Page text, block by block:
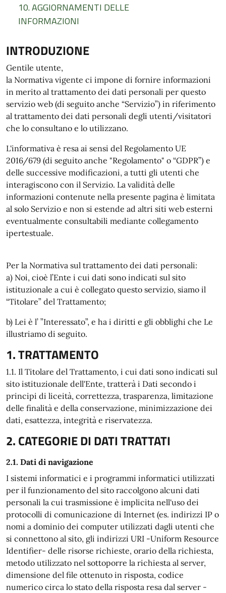
10. AGGIORNAMENTI DELLE
INFORMAZIONI
INTRODUZIONE
Gentile utente,
la Normativa vigente ci impone di fornire informazioni
in merito al trattamento dei dati personali per questo
servizio web (di seguito anche “Servizio”) in riferimento
al trattamento dei dati personali degli utenti/visitatori
che lo consultano e lo utilizzano.
L'informativa è resa ai sensi del Regolamento UE
2016/679 (di seguito anche "Regolamento" o “GDPR”) e
delle successive modificazioni, a tutti gli utenti che
interagiscono con il Servizio. La validità delle
informazioni contenute nella presente pagina è limitata
al solo Servizio e non si estende ad altri siti web esterni
eventualmente consultabili mediante collegamento
ipertestuale.
Per la Normativa sul trattamento dei dati personali:
a) Noi, cioè l’Ente i cui dati sono indicati sul sito
istituzionale a cui è collegato questo servizio, siamo il
“Titolare” del Trattamento;
b) Lei è l’ ”Interessato”, e ha i diritti e gli obblighi che Le
illustriamo di seguito.
1. TRATTAMENTO
1.1. Il Titolare del Trattamento, i cui dati sono indicati sul
sito istituzionale dell'Ente, tratterà i Dati secondo i
principi di liceità, correttezza, trasparenza, limitazione
delle finalità e della conservazione, minimizzazione dei
dati, esattezza, integrità e riservatezza.
2. CATEGORIE DI DATI TRATTATI
2.1. Dati di navigazione
I sistemi informatici e i programmi informatici utilizzati
per il funzionamento del sito raccolgono alcuni dati
personali la cui trasmissione è implicita nell'uso dei
protocolli di comunicazione di Internet (es. indirizzi IP o
nomi a dominio dei computer utilizzati dagli utenti che
si connettono al sito, gli indirizzi URI -Uniform Resource
Identifier- delle risorse richieste, orario della richiesta,
metodo utilizzato nel sottoporre la richiesta al server,
dimensione del file ottenuto in risposta, codice
numerico circa lo stato della risposta resa dal server -